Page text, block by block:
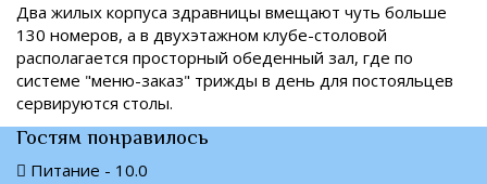
Два жилых корпуса здравницы вмещают чуть больше
130 номеров, а в двухэтажном клубе-столовой
располагается просторный обеденный зал, где по
системе "меню-заказ" трижды в день для постояльцев
сервируются столы.
Гостям понравилось
Питание - 10.0